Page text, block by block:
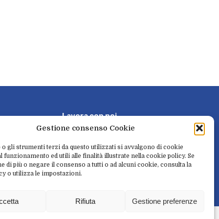
Gestione consenso Cookie
o gli strumenti terzi da questo utilizzati si avvalgono di cookie
funzionamento ed utili alle finalità illustrate nella cookie policy. Se
di più o negare il consenso a tutti o ad alcuni cookie, consulta la
o utilizza le impostazioni.
Rifiuta Gestione preferenze
Lavoraconnoi
Pr enotaeritira
New